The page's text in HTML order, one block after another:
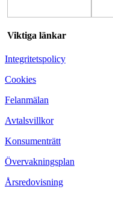
Viktiga länkar
Integritetspolicy
Cookies
Felanmälan
Avtalsvillkor
Konsumenträtt
Övervakningsplan
Årsredovisning